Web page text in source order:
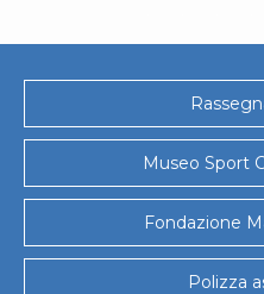
Museo Sport
Fondazione
Polizza